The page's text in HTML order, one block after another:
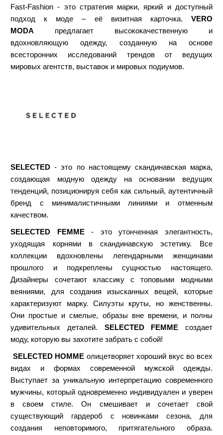
Fast-Fashion - это стратегия марки, яркий и доступный
подход к моде – её визитная карточка. VERO
MODA предлагает высококачественную и
вдохновляющую одежду, созданную на основе
всесторонних исследований трендов от ведущих
мировых агентств, выставок и мировых подиумов.
SELECTED - это по настоящему скандинавская марка,
создающая модную одежду на основании ведущих
тенденций, позиционируя себя как сильный, аутентичный
бренд с минималистичными линиями и отменным
качеством.
SELECTED FEMME- это утонченная элегантность,
уходящая корнями в скандинавскую эстетику. Все
коллекции вдохновлены легендарными женщинами
прошлого и подкреплены сущностью настоящего.
Дизайнеры сочетают классику с топовыми модными
веяниями, для создания изысканных вещей, которые
характеризуют марку. Силуэты круты, но женственны.
Они простые и смелые, образы вне времени, и полны
удивительных деталей. SELECTED FEMME создает
моду, которую вы захотите забрать с собой!
SELECTED HOMME олицетворяет хороший вкус во всех
видах и формах современной мужской одежды.
Выступает за уникальную интерпретацию современного
мужчины, который одновременно индивидуален и уверен
в своем стиле. Он смешивает и сочетает свой
существующий гардероб с новинками сезона, для
создания неповторимого, притягательного образа.